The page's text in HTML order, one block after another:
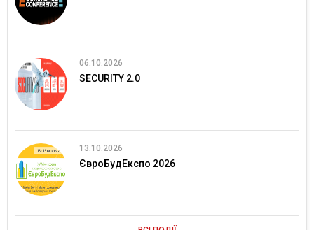
06.10.2026
SECURITY 2.0
13.10.2026
ЄвроБудЕкспо 2026